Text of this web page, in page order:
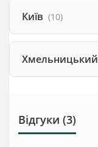
Київ (10)
Хмельницький
Відгуки (3)